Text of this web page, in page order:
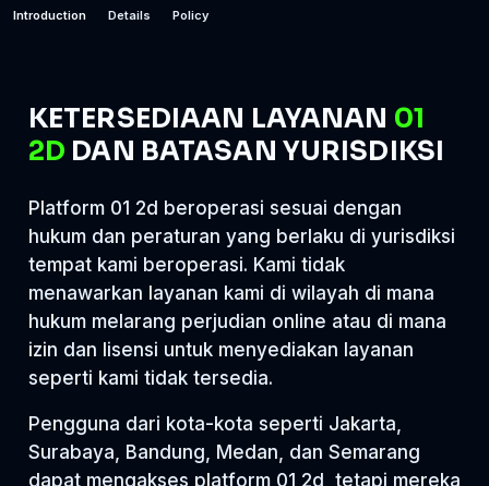
Introduction Details Policy
KETERSEDIAAN LAYANAN 01
2D DAN BATASAN YURISDIKSI
Platform 01 2d beroperasi sesuai dengan
hukum dan peraturan yang berlaku di yurisdiksi
tempat kami beroperasi. Kami tidak
menawarkan layanan kami di wilayah di mana
hukum melarang perjudian online atau di mana
izin dan lisensi untuk menyediakan layanan
seperti kami tidak tersedia.
Pengguna dari kota-kota seperti Jakarta,
Surabaya, Bandung, Medan, dan Semarang
dapat mengakses platform 01 2d, tetapi mereka